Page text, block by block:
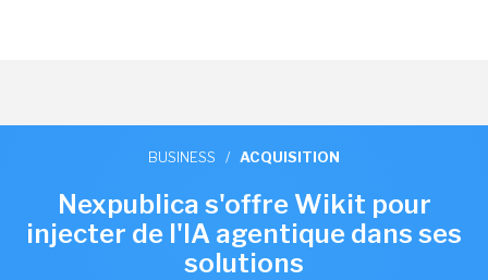
BUSINESS / ACQUISITION
Nexpublica s'offre Wikit pour
injecter de l'IA agentique dans ses
solutions